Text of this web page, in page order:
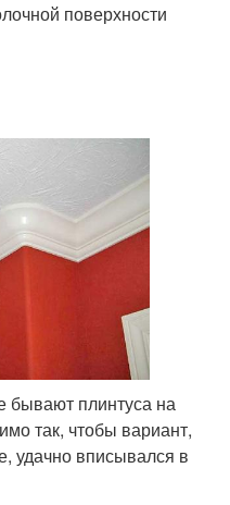
поверхности
бывают плинтуса на
так, чтобы вариант,
удачно вписывался в